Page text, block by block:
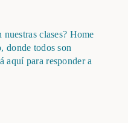
clases? Home
donde todos son
aquí para responder a